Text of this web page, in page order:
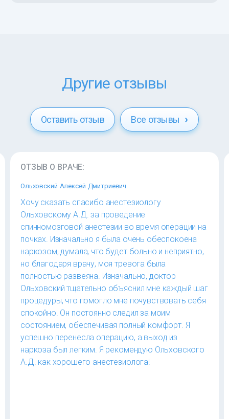
Другие отзывы
Оставить отзыв Все отзывы
ОТЗЫВ О ВРАЧЕ:
Ольховский Алексей Дмитриевич
Хочу сказать спасибо анестезиологу
Ольховскому А.Д. за проведение
спинномозговой анестезии во время операции на
почках. Изначально я была очень обеспокоена
наркозом, думала, что будет больно и неприятно,
но благодаря врачу, моя тревога была
полностью развеяна. Изначально, доктор
Ольховский тщательно объяснил мне каждый шаг
процедуры, что помогло мне почувствовать себя
спокойно. Он постоянно следил за моим
состоянием, обеспечивая полный комфорт. Я
успешно перенесла операцию, а выход из
наркоза был легким. Я рекомендую Ольховского
А.Д. как хорошего анестезиолога!